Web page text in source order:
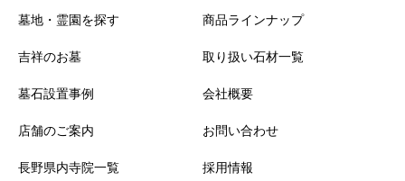
墓地・霊園を探す
吉祥のお墓
墓石設置事例
店舗のご案内
長野県内寺院一覧
商品ラインナップ
取り扱い石材一覧
会社概要
お問い合わせ
採用情報